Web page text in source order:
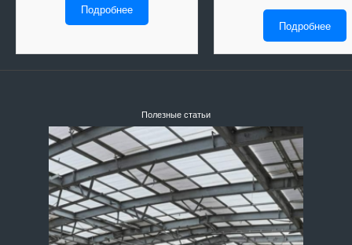
Подробнее
Подробнее
Полезные статьи